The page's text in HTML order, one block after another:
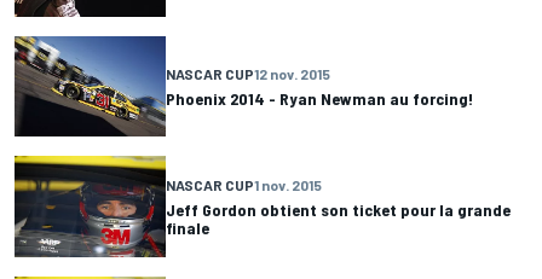
NASCAR CUP12 nov. 2015
Phoenix 2014 - Ryan Newman au forcing!
NASCAR CUP1 nov. 2015
Jeff Gordon obtient son ticket pour la grande
finale